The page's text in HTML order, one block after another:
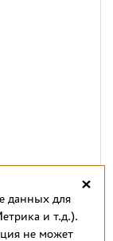
×
данных для
и т.д.).
не может